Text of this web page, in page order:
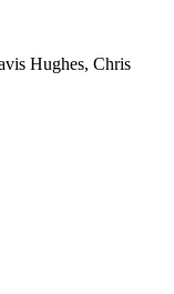
Hughes, Chris